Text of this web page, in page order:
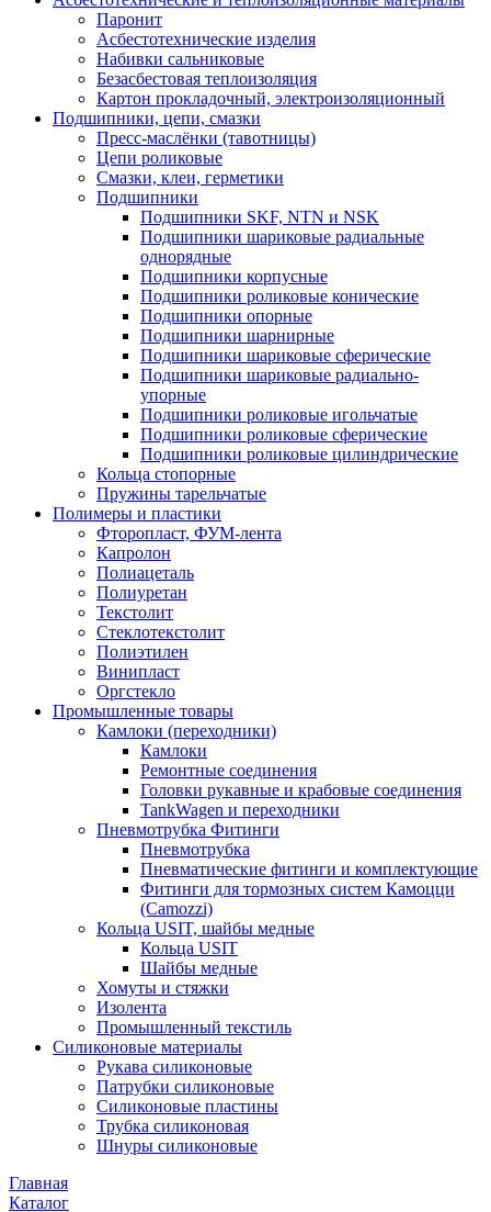
Паронит
Асбестотехнические изделия
Набивки сальниковые
Безасбестовая теплоизоляция
Картон прокладочный, электроизоляционный
Подшипники, цепи, смазки
Пресс-маслёнки (тавотницы)
Цепи роликовые
Смазки, клеи, герметики
Подшипники
Подшипники SKF, NTN и NSK
Подшипники шариковые радиальные
однорядные
Подшипники корпусные
Подшипники роликовые конические
Подшипники опорные
Подшипники шарнирные
Подшипники шариковые сферические
Подшипники шариковые радиально-
упорные
Подшипники роликовые игольчатые
Подшипники роликовые сферические
Подшипники роликовые цилиндрические
Кольца стопорные
Пружины тарельчатые
Полимеры и пластики
Фторопласт, ФУМ-лента
Капролон
Полиацеталь
Полиуретан
Текстолит
Стеклотекстолит
Полиэтилен
Винипласт
Оргстекло
Промышленные товары
Камлоки (переходники)
Камлоки
Ремонтные соединения
Головки рукавные и крабовые соединения
TankWagen и переходники
Пневмотрубка Фитинги
Пневмотрубка
Пневматические фитинги и комплектующие
Фитинги для тормозных систем Камоцци
(Camozzi)
Кольца USIT, шайбы медные
Кольца USIT
Шайбы медные
Хомуты и стяжки
Изолента
Промышленный текстиль
Силиконовые материалы
Рукава силиконовые
Патрубки силиконовые
Силиконовые пластины
Трубка силиконовая
Шнуры силиконовые
Главная
Каталог